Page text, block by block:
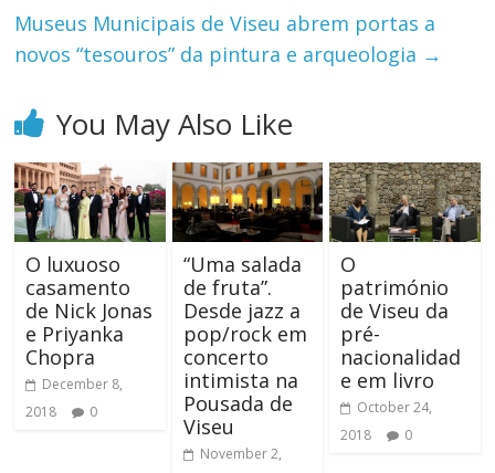
Museus Municipais de Viseu abrem portas a
novos “tesouros” da pintura e arqueologia →
You May Also Like
O luxuoso
casamento
de Nick Jonas
e Priyanka
Chopra
December 8,
2018
0
“Uma salada
de fruta”.
Desde jazz a
pop/rock em
concerto
intimista na
Pousada de
Viseu
November 2,
O
património
de Viseu da
pré-
nacionalidad
e em livro
October 24,
2018
0